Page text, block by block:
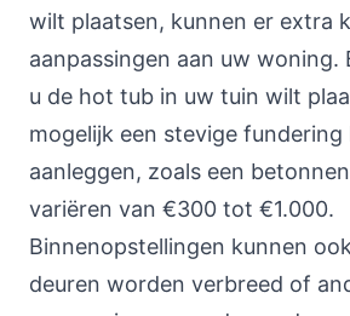
wilt plaatsen, kunnen er extra
aanpassingen aan uw woning.
u de hot tub in uw tuin wilt
mogelijk een stevige fundering
aanleggen, zoals een
variëren van €300 tot €1.000.
Binnenopstellingen kunnen
deuren worden verbreed of